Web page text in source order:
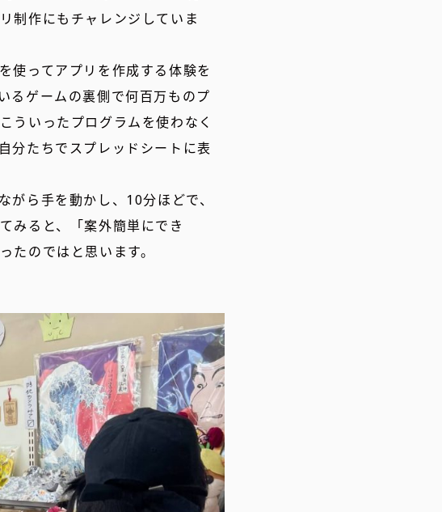
制作にもチャレンジしていま
使ってアプリを作成する体験を
るゲームの裏側で何百万ものプ
ういったプログラムを使わなく
分たちでスプレッドシートに表
ら手を動かし、10分ほどで、
みると、「案外簡単にでき
たのではと思います。